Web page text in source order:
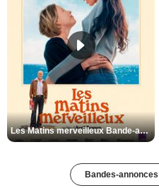
Les Matins merveilleux Bande-annonce VF
Bandes-